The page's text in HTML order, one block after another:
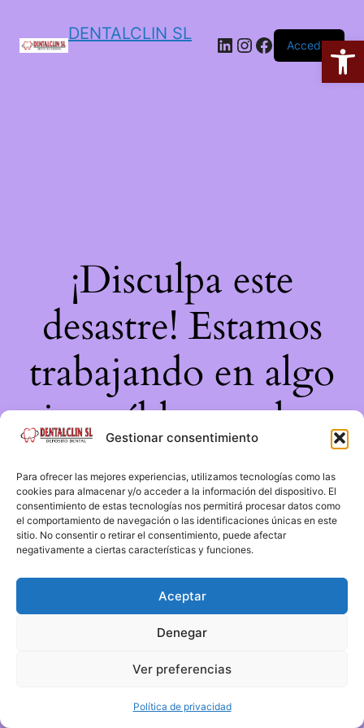
Gestionar consentimiento
Para ofrecer las mejores experiencias, utilizamos tecnologías como las
cookies para almacenar y/o acceder a la información del dispositivo. El
consentimiento de estas tecnologías nos permitirá procesar datos como
el comportamiento de navegación o las identificaciones únicas en este
sitio. No consentir o retirar el consentimiento, puede afectar
negativamente a ciertas características y funciones.
Aceptar
Denegar
Ver preferencias
Política de privacidad
DENTALCLIN SL
Acceder
¡Disculpa este
desastre! Estamos
trabajando en algo
increíble, ¡vuelve
pronto!